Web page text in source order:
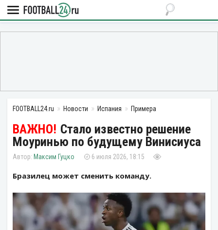
FOOTBALL24.ru Новости Испания Примера
Стало известно решение
Моуринью по будущему Винисиуса
Максим Гуцко 6 июля 2026, 18:15
Бразилец может сменить команду.